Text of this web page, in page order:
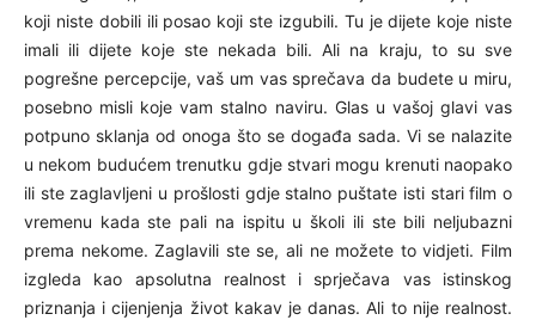
koji niste dobili ili posao koji ste izgubili. Tu je dijete koje niste
imali ili dijete koje ste nekada bili. Ali na kraju, to su sve
pogrešne percepcije, vaš um vas sprečava da budete u miru,
posebno misli koje vam stalno naviru. Glas u vašoj glavi vas
potpuno sklanja od onoga što se događa sada. Vi se nalazite
u nekom budućem trenutku gdje stvari mogu krenuti naopako
ili ste zaglavljeni u prošlosti gdje stalno puštate isti stari film o
vremenu kada ste pali na ispitu u školi ili ste bili neljubazni
prema nekome. Zaglavili ste se, ali ne možete to vidjeti. Film
izgleda kao apsolutna realnost i sprječava vas istinskog
priznanja i cijenjenja život kakav je danas. Ali to nije realnost.